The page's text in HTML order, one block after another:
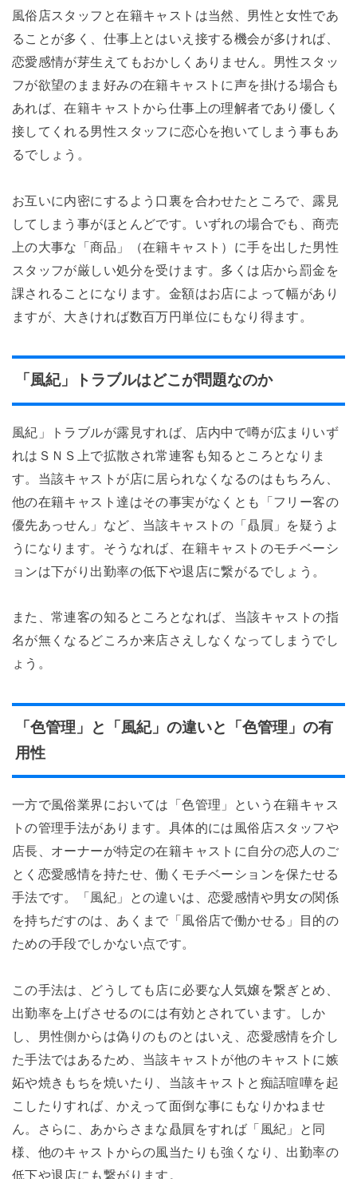
風俗店スタッフと在籍キャストは当然、男性と女性であ
ることが多く、仕事上とはいえ接する機会が多ければ、
恋愛感情が芽生えてもおかしくありません。男性スタッ
フが欲望のまま好みの在籍キャストに声を掛ける場合も
あれば、在籍キャストから仕事上の理解者であり優しく
接してくれる男性スタッフに恋心を抱いてしまう事もあ
るでしょう。
お互いに内密にするよう口裏を合わせたところで、露見
してしまう事がほとんどです。いずれの場合でも、商売
上の大事な「商品」（在籍キャスト）に手を出した男性
スタッフが厳しい処分を受けます。多くは店から罰金を
課されることになります。金額はお店によって幅があり
ますが、大きければ数百万円単位にもなり得ます。
「風紀」トラブルはどこが問題なのか
風紀」トラブルが露見すれば、店内中で噂が広まりいず
れはＳＮＳ上で拡散され常連客も知るところとなりま
す。当該キャストが店に居られなくなるのはもちろん、
他の在籍キャスト達はその事実がなくとも「フリー客の
優先あっせん」など、当該キャストの「贔屓」を疑うよ
うになります。そうなれば、在籍キャストのモチベーシ
ョンは下がり出勤率の低下や退店に繋がるでしょう。
また、常連客の知るところとなれば、当該キャストの指
名が無くなるどころか来店さえしなくなってしまうでし
ょう。
「色管理」と「風紀」の違いと「色管理」の有
用性
一方で風俗業界においては「色管理」という在籍キャス
トの管理手法があります。具体的には風俗店スタッフや
店長、オーナーが特定の在籍キャストに自分の恋人のご
とく恋愛感情を持たせ、働くモチベーションを保たせる
手法です。「風紀」との違いは、恋愛感情や男女の関係
を持ちだすのは、あくまで「風俗店で働かせる」目的の
ための手段でしかない点です。
この手法は、どうしても店に必要な人気嬢を繋ぎとめ、
出勤率を上げさせるのには有効とされています。しか
し、男性側からは偽りのものとはいえ、恋愛感情を介し
た手法ではあるため、当該キャストが他のキャストに嫉
妬や焼きもちを焼いたり、当該キャストと痴話喧嘩を起
こしたりすれば、かえって面倒な事にもなりかねませ
ん。さらに、あからさまな贔屓をすれば「風紀」と同
様、他のキャストからの風当たりも強くなり、出勤率の
低下や退店にも繋がります。